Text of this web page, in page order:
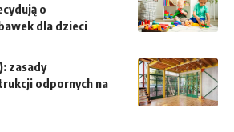
o
dla dzieci
zasady
odpornych na